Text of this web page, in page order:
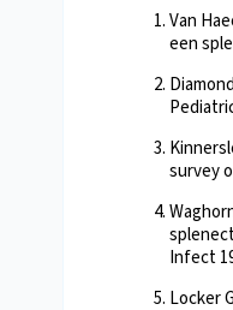
Van
een
survey
Infect
Locker